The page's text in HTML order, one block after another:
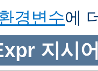
경변수에
지시